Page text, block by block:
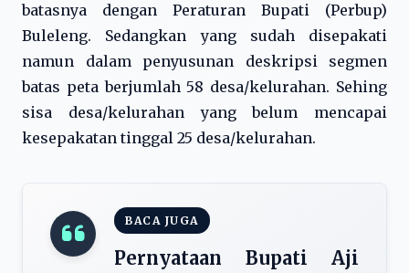
batasnya dengan Peraturan Bupati (Perbup)
Buleleng. Sedangkan yang sudah disepakati
namun dalam penyusunan deskripsi segmen
batas peta berjumlah 58 desa/kelurahan. Sehing
sisa desa/kelurahan yang belum mencapai
kesepakatan tinggal 25 desa/kelurahan.
BACA JUGA
Pernyataan Bupati Aji